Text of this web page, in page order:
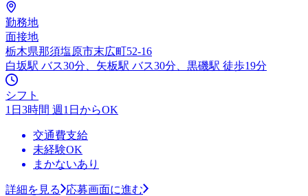
勤務地
面接地
栃木県那須塩原市末広町52-16
白坂駅 バス30分、矢板駅 バス30分、黒磯駅 徒歩19分
シフト
1日3時間 週1日からOK
交通費支給
未経験OK
まかないあり
詳細を見る 応募画面に進む